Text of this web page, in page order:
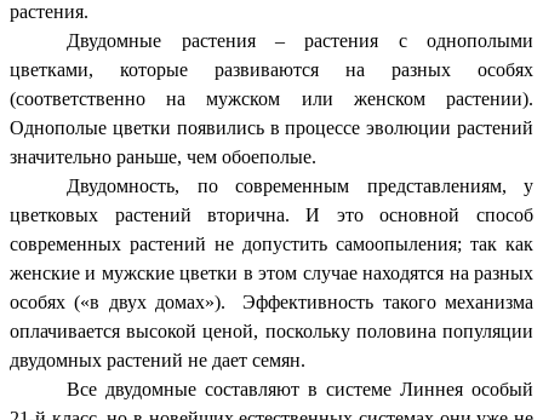
растения.
Двудомные растения – растения с однополыми
цветками, которые развиваются на разных особях
(соответственно на мужском или женском растении).
Однополые цветки появились в процессе эволюции растений
значительно раньше, чем обоеполые.
Двудомность, по современным представлениям, у
цветковых растений вторична.
И это основной способ
современных растений не допустить самоопыления; так как
женские и мужские цветки в этом случае находятся на разных
особях («в двух домах»).
Эффективность такого механизма
оплачивается высокой ценой, поскольку половина популяции
двудомных растений не дает семян.
Все двудомные составляют в системе Линнея особый